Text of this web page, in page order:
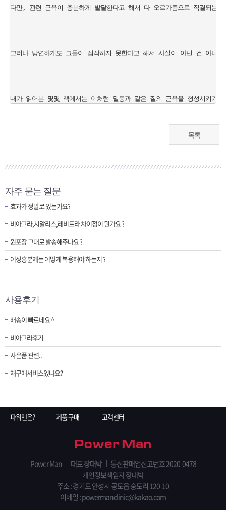
다만, 관련 근육이 충분하게 발달한다고 해서 다 오르가즘으로 직결되
그러나 당연하게도 그들이 짐작하지 못한다고 해서 사실이 아닌 건 아
목록
자주 묻는 질문
효과가 정말로 있는가요?
비아그라,시알리스,레비트라 차이점이 뭔가요 ?
원포장 그대로 발송해주나요 ?
여성흥분제는 어떻게 복용해야 하는지 ?
사용후기
배송이 빠르네요 ^
비아그라후기
사은품 관련..
재구매서비스있나요?
파워맨은? 제품 구매 고객센터
Power Man 대표 장대박
통신판매업신고번호 2020-0478
개인정보책임자 장대박
주소 : 경기도 안성시 공도읍 숭도리 120-10
이메일 : powermanclinic@kakao.com